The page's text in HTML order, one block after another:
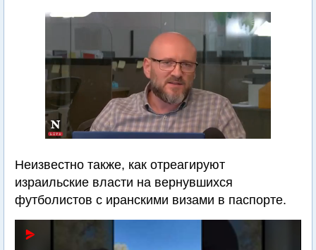
Неизвестно также, как отреагируют
израильские власти на вернувшихся
футболистов с иранскими визами в паспорте.